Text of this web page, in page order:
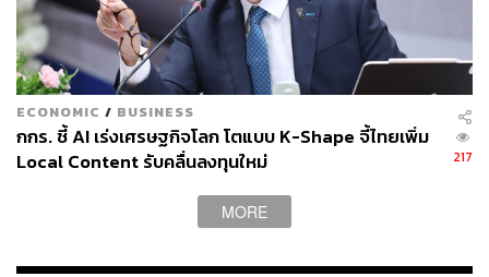
ครู, โครงสร้างพื้นฐานดิจิทัล และความเป็นส่วนตัวของข้อมูล
ส่วนบุคคล รวมถึงมาตรการต่างๆ ที่เสริมสร้างการเรียนรู้ขั้น
พื้นฐาน ความร่วมมือระหว่างภาครัฐและภาคเอกชนจะมี
ความสำคัญในการยกระดับการเข้าถึงเครื่องมือและ
ทรัพยากรด้าน AI เมื่อเดือนธันวาคมที่ผ่านมา ประเทศไทย
ตอกย้ำความสำคัญของ ‘ระเบียบวิธีการประเมินความพร้อม’
(Readiness Assessment Methodology) ของ UNESCO ซึ่ง
เป็นเครื่องมือวินิจฉัยว่าประเทศต่างๆ มีความพร้อมมากน้อย
เพียงใดในด้านโครงสร้างพื้นฐาน, การกำกับดูแล, การลงทุน,
ECONOMIC / BUSINESS
กกร. ชี้ AI เร่งเศรษฐกิจโลก โตแบบ K-Shape จี้ไทยเพิ่ม
Local Content รับคลื่นลงทุนใหม่
217
MORE